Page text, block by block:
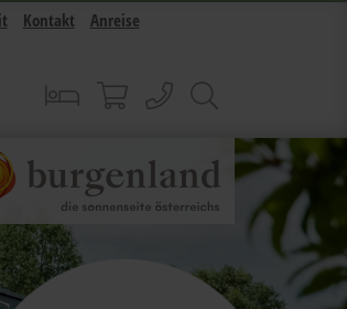
Kontakt Anreise
BuchenSonnentherme Shop
anrufen